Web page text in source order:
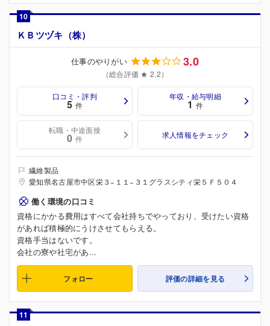
10
ＫＢツヅキ（株）
仕事のやりがい 3.0
（総合評価 ★ 2.2）
口コミ・評判
5 件
年収・給与明細
1 件
転職・中途面接
0 件 求人情報をチェック
繊維製品
愛知県名古屋市中区栄３−１１−３１グラスシティ栄５Ｆ５０４
働く環境の口コミ
資格にかかる費用はすべて会社持ちでやっており、受けたい資格
があれば積極的にうけさせてもらえる。
資格手当はないです。
会社の寮や社宅があ...
フォロー 評価の詳細を見る
11